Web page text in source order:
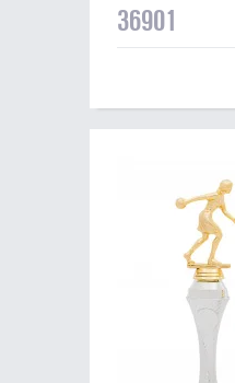
36901